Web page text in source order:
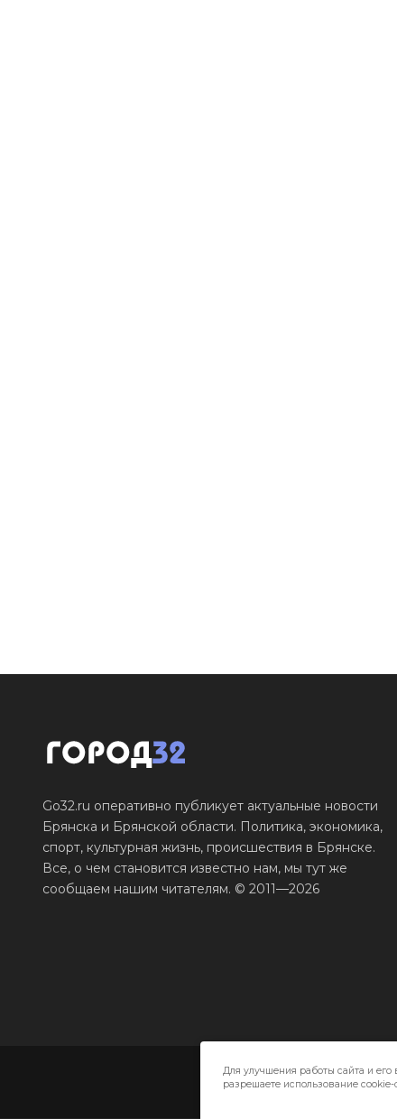
Go32.ru оперативно публикует актуальные новости
Брянска и Брянской области. Политика, экономика,
спорт, культурная жизнь, происшествия в Брянске.
Все, о чем становится известно нам, мы тут же
сообщаем нашим читателям. © 2011—2026
Для улучшения работы сайта и
разрешаете использование